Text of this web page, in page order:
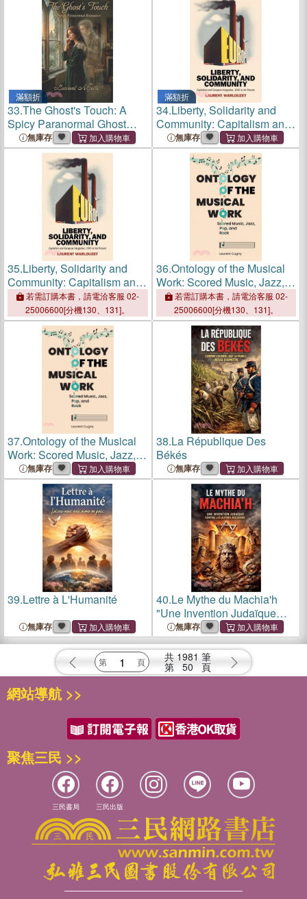
滿額折
33.The Ghost's Touch: A
Spicy Paranormal Ghost
Romance (Slow Burn to
Scorching)
無庫存
滿額折
34.Liberty, Solidarity and
Community: Capitalism and
European Integration, 1945
to the Present
無庫存
35.Liberty, Solidarity and
Community: Capitalism and
European Integration, 1945
to the Present
若需訂購本書，請電洽客服 02-
25006600[分機130、131]。
36.Ontology of the Musical
Work: Scored Music, Jazz,
Pop, and Rock
若需訂購本書，請電洽客服 02-
25006600[分機130、131]。
37.Ontology of the Musical
Work: Scored Music, Jazz,
Pop, and Rock
無庫存
38.La République Des
Békés
無庫存
39.Lettre à L'Humanité
無庫存
40.Le Mythe du Machia'h
"Une Invention Judaïque
contre les Autres Religions"
無庫存
共 1981 筆
第 50 頁
網站導航 >>
聚焦三民 >>
三民書局 三民出版